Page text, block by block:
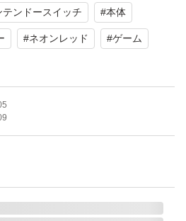
れば、Switch2の液晶保護フィ
テンドースイッチ #本体
#ネオンレッド #ゲーム